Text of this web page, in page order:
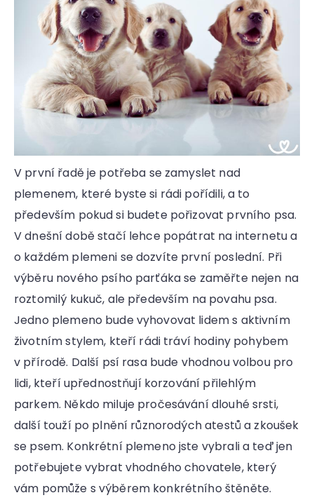
V první řadě je potřeba se zamyslet nad
plemenem, které byste si rádi pořídili, a to
především pokud si budete pořizovat prvního psa.
V dnešní době stačí lehce popátrat na internetu a
o každém plemeni se dozvíte první poslední. Při
výběru nového psího parťáka se zaměřte nejen na
roztomilý kukuč, ale především na povahu psa.
Jedno plemeno bude vyhovovat lidem s aktivním
životním stylem, kteří rádi tráví hodiny pohybem
v přírodě. Další psí rasa bude vhodnou volbou pro
lidi, kteří upřednostňují korzování přilehlým
parkem. Někdo miluje pročesávání dlouhé srsti,
další touží po plnění různorodých atestů a zkoušek
se psem. Konkrétní plemeno jste vybrali a teď jen
potřebujete vybrat vhodného chovatele, který
vám pomůže s výběrem konkrétního štěněte.
D
o
p
o
r
u
č
u
j
e
m
e